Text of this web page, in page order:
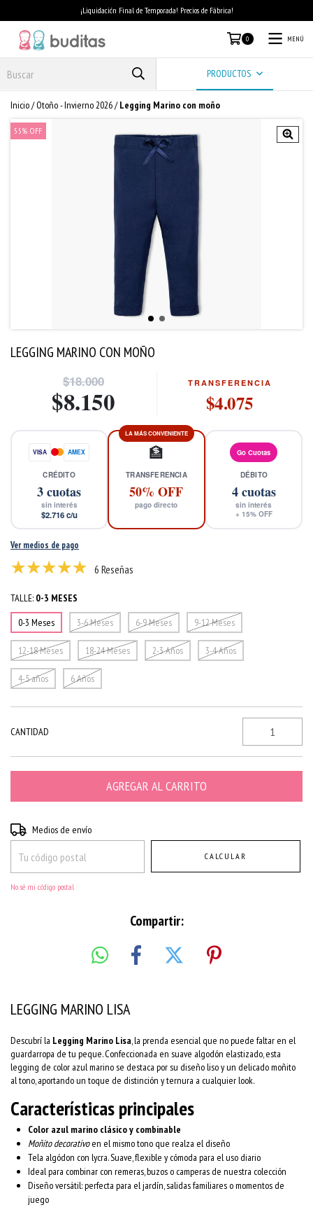
¡Liquidación Final de Temporada! Precios de Fábrica!
0 MENÚ
PRODUCTOS
Inicio/ Otoño - Invierno 2026/ Legging Marino con moño
55% OFF
LEGGING MARINO CON MOÑO
$18.000
$8.150
TRANSFERENCIA
$4.075
VISA AMEX
CRÉDITO
3cuotas
sin interés
$2.716c/u
LA MÁS CONVENIENTE
🏦
TRANSFERENCIA
50% OFF
pago directo
Go Cuotas
DÉBITO
4cuotas
sin interés
+ 15% OFF
Ver medios de pago
6 Reseñas
TALLE: 0-3 MESES
0-3 Meses
3-6 Meses 6-9 Meses 9-12 Meses
12-18 Meses 18-24 Meses 2-3 Años 3-4 Años
4-5 años 6 Años
CANTIDAD
Entregas para el CP:
Medios de envío
CALCULAR
No sé mi código postal
Compartir:
LEGGING MARINO LISA
Descubrí la Legging Marino Lisa , la prenda esencial que no puede faltar en el
guardarropa de tu peque. Confeccionada en suave algodón elastizado, esta
legging de color azul marino se destaca por su diseño liso y un delicado moñito
al tono, aportando un toque de distinción y ternura a cualquier look.
Características principales
Color azul marino clásico y combinable
Moñito decorativoen el mismo tono que realza el diseño
Tela algódon con lycra. Suave, flexible y cómoda para el uso diario
Ideal para combinar con remeras, buzos o camperas de nuestra colección
Diseño versátil: perfecta para el jardín, salidas familiares o momentos de
juego